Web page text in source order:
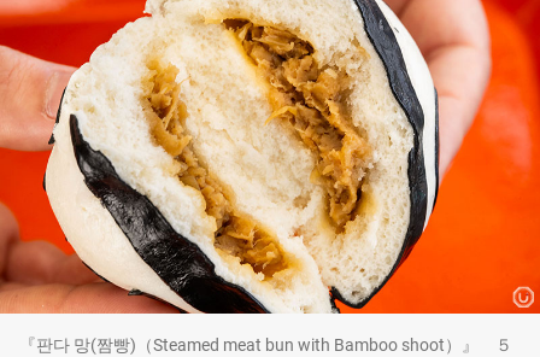
『판다 망(짬빵)（Steamed meat bun with Bamboo shoot）』 ５